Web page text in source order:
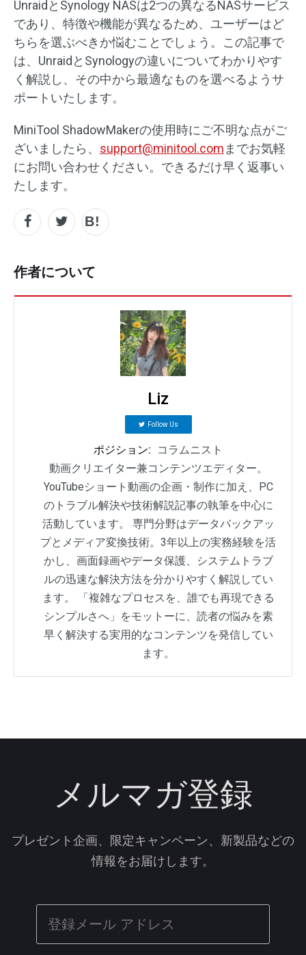
UnraidとSynology NASは2つの異なるNASサービス
であり、特徴や機能が異なるため、ユーザーはど
ちらを選ぶべきか悩むことでしょう。この記事で
は、UnraidとSynologyの違いについてわかりやす
く解説し、その中から最適なものを選べるようサ
ポートいたします。
MiniTool ShadowMakerの使用時にご不明な点がご
ざいましたら、 support@minitool.com までお気軽
にお問い合わせください。できるだけ早く返事い
たします。
作者について
Liz
Follow Us
ポジション:
コラムニスト
動画クリエイター兼コンテンツエディター。
YouTubeショート動画の企画・制作に加え、PC
のトラブル解決や技術解説記事の執筆を中心に
活動しています。 専門分野はデータバックアッ
プとメディア変換技術。3年以上の実務経験を活
かし、画面録画やデータ保護、システムトラブ
ルの迅速な解決方法を分かりやすく解説してい
ます。 「複雑なプロセスを、誰でも再現できる
シンプルさへ」をモットーに、読者の悩みを素
早く解決する実用的なコンテンツを発信してい
ます。
メルマガ登録
プレゼント企画、限定キャンペーン、新製品などの
情報をお届けします。